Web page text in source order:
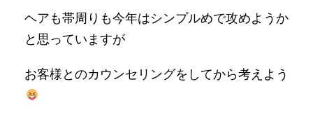
ヘアも帯周りも今年はシンプルめで攻めようか
と思っていますが
お客様とのカウンセリングをしてから考えよう